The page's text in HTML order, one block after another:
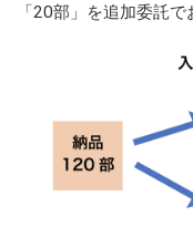
「20部」を追加委託で